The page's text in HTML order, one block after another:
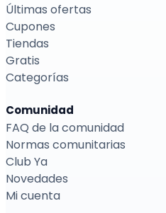
Últimas ofertas
Cupones
Tiendas
Gratis
Categorías
Comunidad
FAQ de la comunidad
Normas comunitarias
Club Ya
Novedades
Mi cuenta